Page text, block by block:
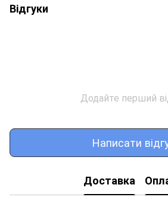
Відгуки
Додайте перший
Написати
Доставка